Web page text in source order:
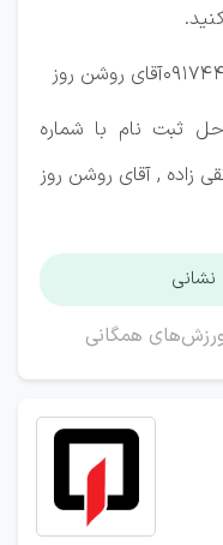
ثبت نام با شماره
داخلی 117 , 111 آقای تقی زاده , آقای روشن روز
ورزش‌های همگانی